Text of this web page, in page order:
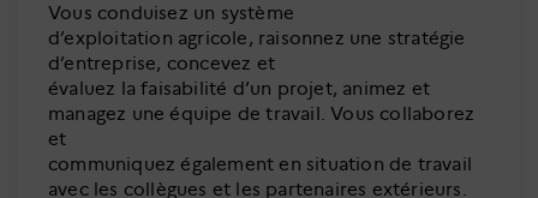
Vous conduisez un système
d’exploitation agricole, raisonnez une stratégie
d’entreprise, concevez et
évaluez la faisabilité d’un projet, animez et
managez une équipe de travail. Vous collaborez
et
communiquez également en situation de travail
avec les collègues et les partenaires extérieurs.